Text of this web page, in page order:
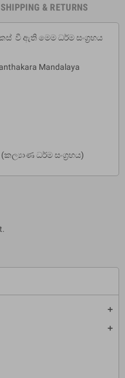
add
add
SHIPPING & RETURNS
වී ඇති මෙම ධර්ම සංග‍්‍රහය
Mandalaya
(කල්‍යාණ ධර්ම සංග්‍රහය)